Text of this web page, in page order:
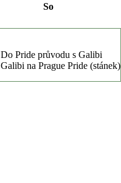
So
Do Pride průvodu s Galibi
Galibi na Prague Pride (stánek)